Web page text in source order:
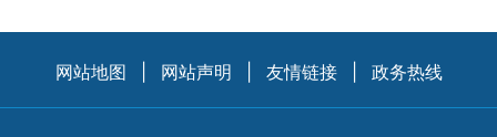
网站地图 网站声明 友情链接 政务热线